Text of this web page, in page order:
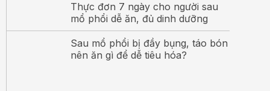
Thực đơn 7 ngày cho người sau
mổ phổi dễ ăn, đủ dinh dưỡng
Sau mổ phổi bị đầy bụng, táo bón
nên ăn gì để dễ tiêu hóa?